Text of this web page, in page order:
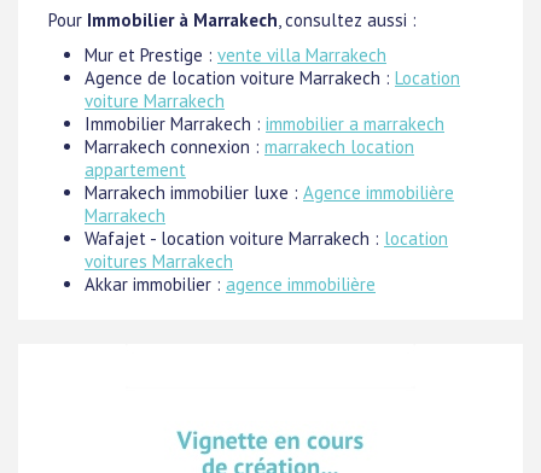
Pour Immobilier à Marrakech , consultez aussi :
Mur et Prestige : vente villa Marrakech
Agence de location voiture Marrakech : Location
voiture Marrakech
Immobilier Marrakech : immobilier a marrakech
Marrakech connexion : marrakech location
appartement
Marrakech immobilier luxe : Agence immobilière
Marrakech
Wafajet - location voiture Marrakech : location
voitures Marrakech
Akkar immobilier : agence immobilière